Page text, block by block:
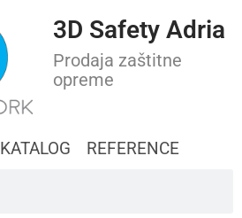
3D Safety Adria
Prodaja zaštitne
opreme
KATALOG REFERENCE